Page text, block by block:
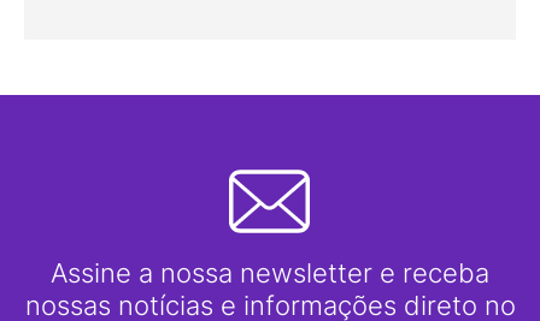
Assine a nossa newsletter e receba
nossas notícias e informações direto no